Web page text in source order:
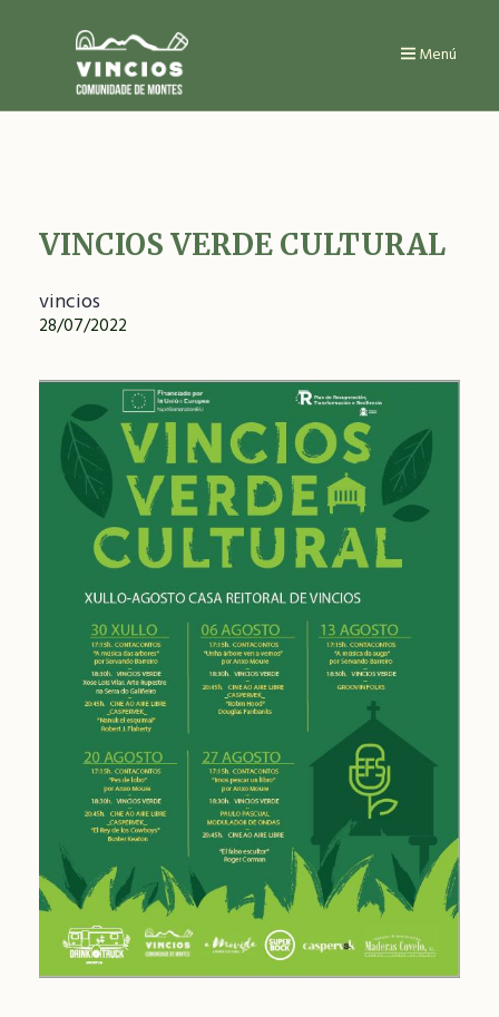
Menú
VINCIOS VERDE CULTURAL
vincios
28/07/2022